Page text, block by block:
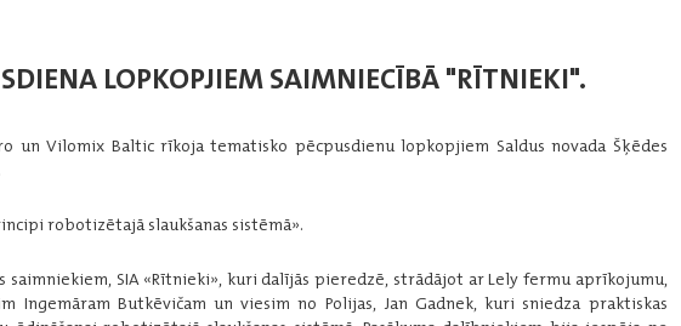
LOPKOPJIEM SAIMNIECĪBĀ "RĪTNIEKI".
un Vilomix Baltic rīkoja tematisko pēcpusdienu lopkopjiem Saldus novada Šķēdes
robotizētajā slaukšanas sistēmā».
saimniekiem, SIA «Rītnieki», kuri dalījās pieredzē, strādājot ar Lely fermu aprīkojumu,
Ingemāram Butkēvičam un viesim no Polijas, Jan Gadnek, kuri sniedza praktiskas